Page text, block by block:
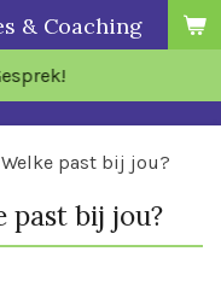
& Coaching
past bij jou?
past bij jou?